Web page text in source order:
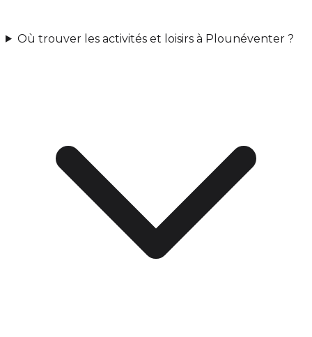
Où trouver les activités et loisirs à Plounéventer ?